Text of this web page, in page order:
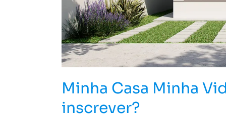
Minha Casa Minha
inscrever?